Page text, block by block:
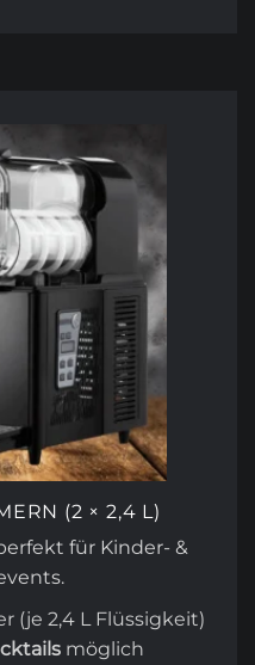
(2 × 2,4 L)
für Kinder- &
(je 2,4 L Flüssigkeit)
möglich